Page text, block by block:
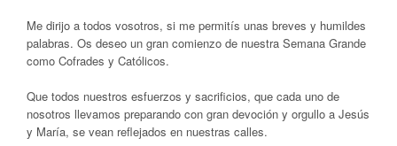
Me dirijo a todos vosotros, si me permitís unas breves y humildes
palabras. Os deseo un gran comienzo de nuestra Semana Grande
como Cofrades y Católicos.
Que todos nuestros esfuerzos y sacrificios, que cada uno de
nosotros llevamos preparando con gran devoción y orgullo a Jesús
y María, se vean reflejados en nuestras calles.